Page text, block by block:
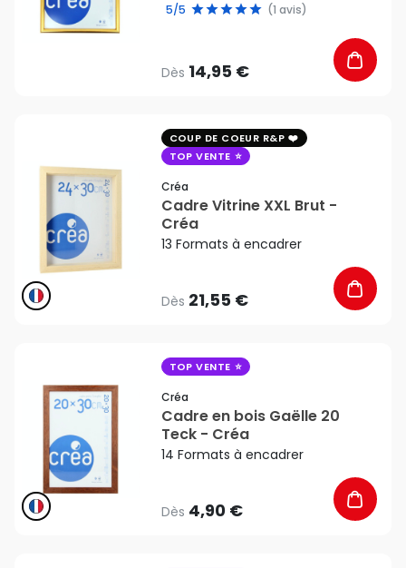
5/5 (1 avis)
Dès 14,95 €
COUP DE COEUR R&P
TOP VENTE
Créa
Cadre Vitrine XXL Brut -
Créa
13 Formats à encadrer
Dès 21,55 €
TOP VENTE
Créa
Cadre en bois Gaëlle 20
Teck - Créa
14 Formats à encadrer
Dès 4,90 €